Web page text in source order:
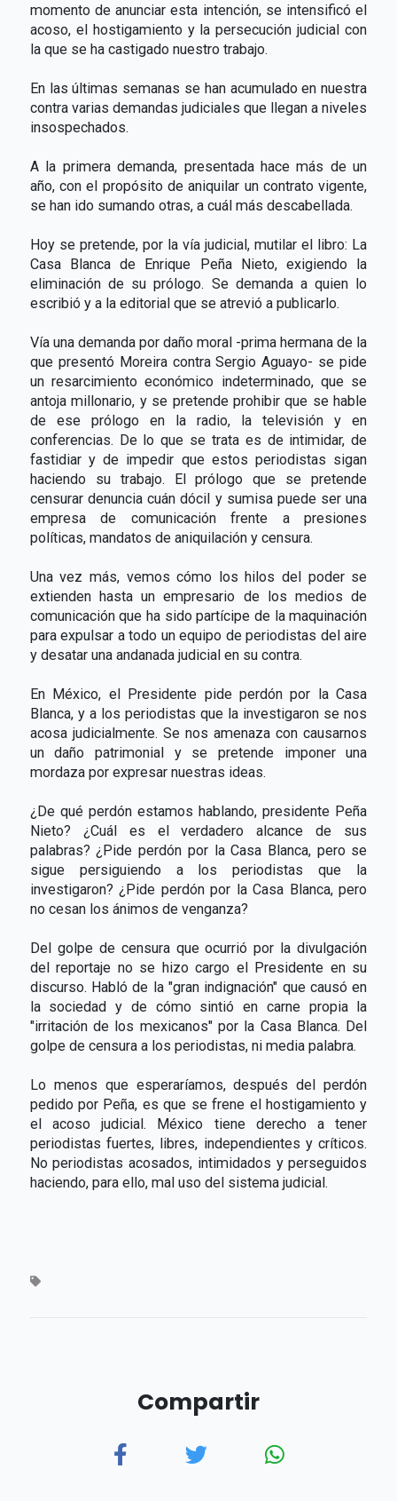
momento de anunciar esta intención, se intensificó el
acoso, el hostigamiento y la persecución judicial con
la que se ha castigado nuestro trabajo.
En las últimas semanas se han acumulado en nuestra
contra varias demandas judiciales que llegan a niveles
insospechados.
A la primera demanda, presentada hace más de un
año, con el propósito de aniquilar un contrato vigente,
se han ido sumando otras, a cuál más descabellada.
Hoy se pretende, por la vía judicial, mutilar el libro: La
Casa Blanca de Enrique Peña Nieto, exigiendo la
eliminación de su prólogo. Se demanda a quien lo
escribió y a la editorial que se atrevió a publicarlo.
Vía una demanda por daño moral -prima hermana de la
que presentó Moreira contra Sergio Aguayo- se pide
un resarcimiento económico indeterminado, que se
antoja millonario, y se pretende prohibir que se hable
de ese prólogo en la radio, la televisión y en
conferencias. De lo que se trata es de intimidar, de
fastidiar y de impedir que estos periodistas sigan
haciendo su trabajo. El prólogo que se pretende
censurar denuncia cuán dócil y sumisa puede ser una
empresa de comunicación frente a presiones
políticas, mandatos de aniquilación y censura.
Una vez más, vemos cómo los hilos del poder se
extienden hasta un empresario de los medios de
comunicación que ha sido partícipe de la maquinación
para expulsar a todo un equipo de periodistas del aire
y desatar una andanada judicial en su contra.
En México, el Presidente pide perdón por la Casa
Blanca, y a los periodistas que la investigaron se nos
acosa judicialmente. Se nos amenaza con causarnos
un daño patrimonial y se pretende imponer una
mordaza por expresar nuestras ideas.
¿De qué perdón estamos hablando, presidente Peña
Nieto? ¿Cuál es el verdadero alcance de sus
palabras? ¿Pide perdón por la Casa Blanca, pero se
sigue persiguiendo a los periodistas que la
investigaron? ¿Pide perdón por la Casa Blanca, pero
no cesan los ánimos de venganza?
Del golpe de censura que ocurrió por la divulgación
del reportaje no se hizo cargo el Presidente en su
discurso. Habló de la "gran indignación" que causó en
la sociedad y de cómo sintió en carne propia la
"irritación de los mexicanos" por la Casa Blanca. Del
golpe de censura a los periodistas, ni media palabra.
Lo menos que esperaríamos, después del perdón
pedido por Peña, es que se frene el hostigamiento y
el acoso judicial. México tiene derecho a tener
periodistas fuertes, libres, independientes y críticos.
No periodistas acosados, intimidados y perseguidos
haciendo, para ello, mal uso del sistema judicial.
Compartir